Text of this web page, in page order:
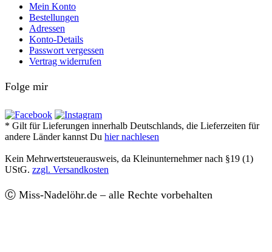
Mein Konto
Bestellungen
Adressen
Konto-Details
Passwort vergessen
Vertrag widerrufen
Folge mir
* Gilt für Lieferungen innerhalb Deutschlands, die Lieferzeiten für
andere Länder kannst Du hier nachlesen
Kein Mehrwertsteuerausweis, da Kleinunternehmer nach §19 (1)
UStG. zzgl. Versandkosten
Ⓒ Miss-Nadelöhr.de – alle Rechte vorbehalten